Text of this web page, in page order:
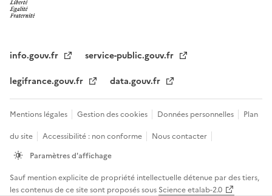
info.gouv.fr
service-public.gouv.fr
legifrance.gouv.fr
data.gouv.fr
Mentions légales Gestion des cookies Données personnelles
Plan
du site
Accessibilité : non conforme
Nous contacter
Paramètres d'affichage
Sauf mention explicite de propriété intellectuelle détenue par des tiers,
les contenus de ce site sont proposés sous Science etalab-2.0